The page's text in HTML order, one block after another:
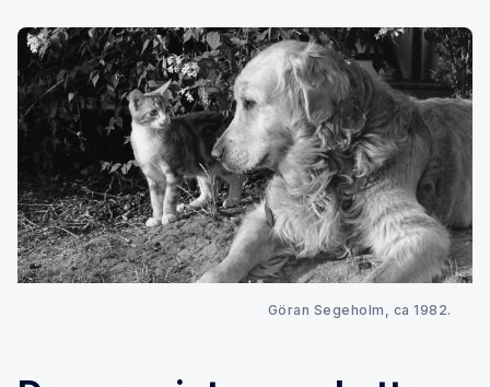
Göran Segeholm, ca 1982.